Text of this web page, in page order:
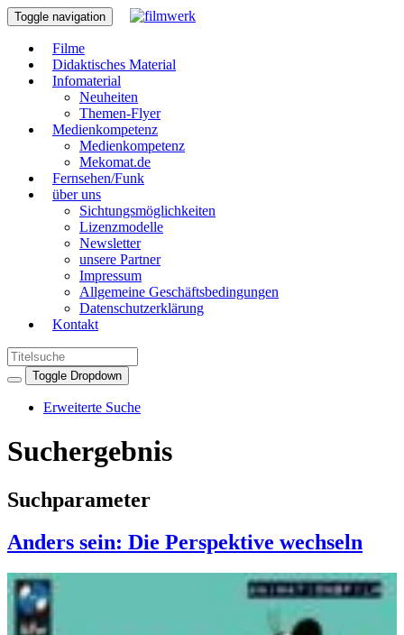
Toggle navigation
Filme
Didaktisches Material
Infomaterial
Neuheiten
Themen-Flyer
Medienkompetenz
Medienkompetenz
Mekomat.de
Fernsehen/Funk
über uns
Sichtungsmöglichkeiten
Lizenzmodelle
Newsletter
unsere Partner
Impressum
Allgemeine Geschäftsbedingungen
Datenschutzerklärung
Kontakt
Toggle Dropdown
Erweiterte Suche
Suchergebnis
Suchparameter
Anders sein: Die Perspektive wechseln